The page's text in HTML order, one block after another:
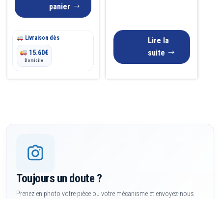
panier
Livraison dès
15.60€
Domicile
Lire la
suite
Toujours un doute ?
Prenez en photo votre pièce ou votre mécanisme et envoyez-nous